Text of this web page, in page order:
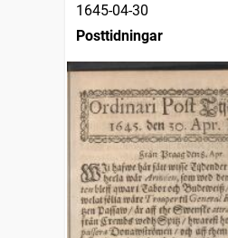
1645-04-30
Posttidningar